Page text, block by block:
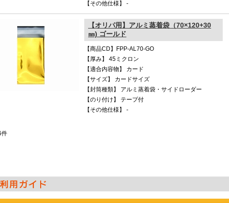
【その他仕様】 -
【オリパ用】アルミ蒸着袋（70×120+30
㎜) ゴールド
【商品CD】FPP-AL70-GO
【厚み】 45ミクロン
【適合内容物】 カード
【サイズ】 カードサイズ
【封筒種類】 アルミ蒸着袋・サイドローダー
【のり付け】 テープ付
【その他仕様】 -
件